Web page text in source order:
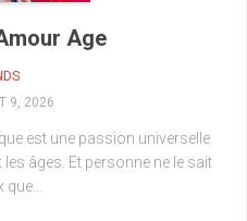
Age
9, 2026
est une passion universelle
âges. Et personne ne le sait
que...